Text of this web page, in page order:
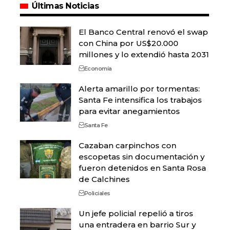
Últimas Noticias
El Banco Central renovó el swap
con China por US$20.000
millones y lo extendió hasta 2031
Economía
Alerta amarillo por tormentas:
Santa Fe intensifica los trabajos
para evitar anegamientos
Santa Fe
Cazaban carpinchos con
escopetas sin documentación y
fueron detenidos en Santa Rosa
de Calchines
Policiales
Un jefe policial repelió a tiros
una entradera en barrio Sur y